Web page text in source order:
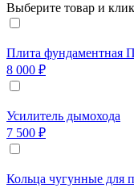
Выберите товар и
Плита фундаментная
8 000 ₽
Усилитель дымохода
7 500 ₽
Кольца чугунные для